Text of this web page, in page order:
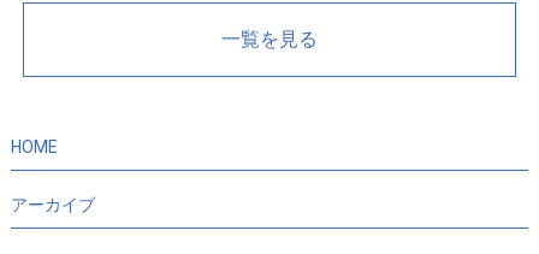
一覧を見る
HOME
アーカイブ